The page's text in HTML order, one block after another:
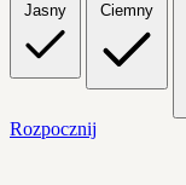
Jasny Ciemny
Rozpocznij